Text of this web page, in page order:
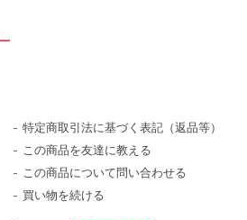
特定商取引法に基づく表記（返品等）
この商品を友達に教える
この商品について問い合わせる
買い物を続ける